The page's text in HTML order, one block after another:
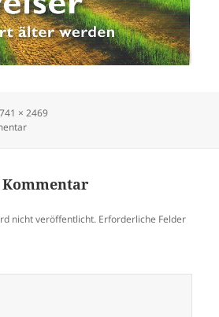
× 2469
zu Wegweiser KölnerLeben
nicht veröffentlicht. Erforderliche Felder